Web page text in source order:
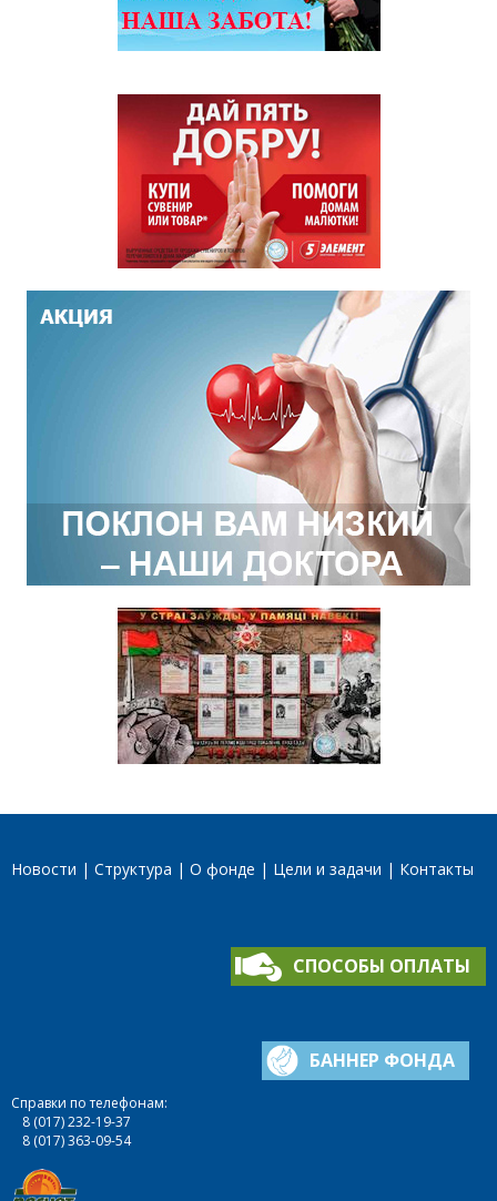
Новости Структура О фонде Цели и задачи Контакты
СПОСОБЫ ОПЛАТЫ
БАННЕР ФОНДА
Справки по телефонам:
8 (017) 232-19-37
8 (017) 363-09-54